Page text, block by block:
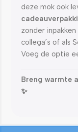
deze mok ook
zonder
collega’s of als
Voeg de optie
Breng warmte
✨